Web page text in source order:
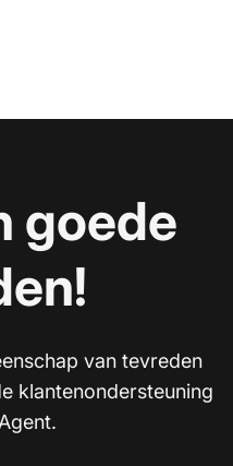
goede
van tevreden
klantenondersteuning